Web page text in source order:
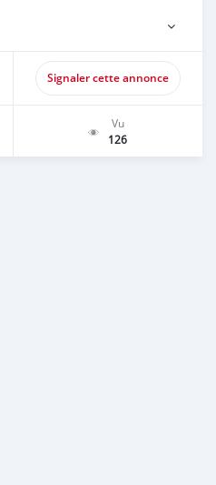
Signaler cette annonce
Vu
126